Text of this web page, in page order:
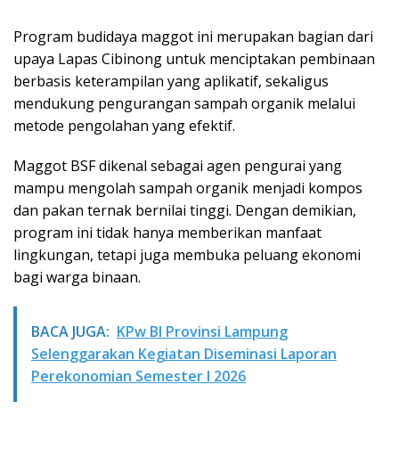
Program budidaya maggot ini merupakan bagian dari
upaya Lapas Cibinong untuk menciptakan pembinaan
berbasis keterampilan yang aplikatif, sekaligus
mendukung pengurangan sampah organik melalui
metode pengolahan yang efektif.
Maggot BSF dikenal sebagai agen pengurai yang
mampu mengolah sampah organik menjadi kompos
dan pakan ternak bernilai tinggi. Dengan demikian,
program ini tidak hanya memberikan manfaat
lingkungan, tetapi juga membuka peluang ekonomi
bagi warga binaan.
BACA JUGA: KPw BI Provinsi Lampung
Selenggarakan Kegiatan Diseminasi Laporan
Perekonomian Semester I 2026